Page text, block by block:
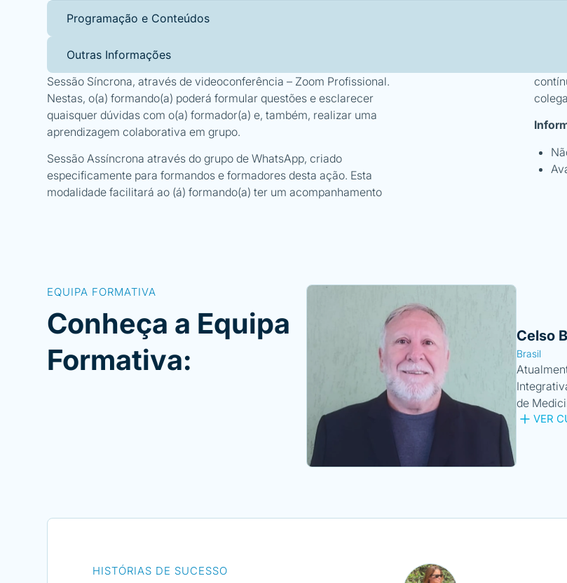
Programação e Conteúdos
Outras Informações
Sessão Síncrona, através de videoconferência – Zoom Profissional.
Nestas, o(a) formando(a) poderá formular questões e esclarecer
quaisquer dúvidas com o(a) formador(a) e, também, realizar uma
aprendizagem colaborativa em grupo.
Sessão Assíncrona através do grupo de WhatsApp, criado
especificamente para formandos e formadores desta ação. Esta
modalidade facilitará ao (á) formando(a) ter um acompanhamento
EQUIPA FORMATIVA
Conheça a Equipa
Formativa:
Celso
Brasil
de
VER
HISTÓRIAS DE SUCESSO